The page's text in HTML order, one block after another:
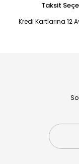
Taksit
Kredi Kartlarına 12